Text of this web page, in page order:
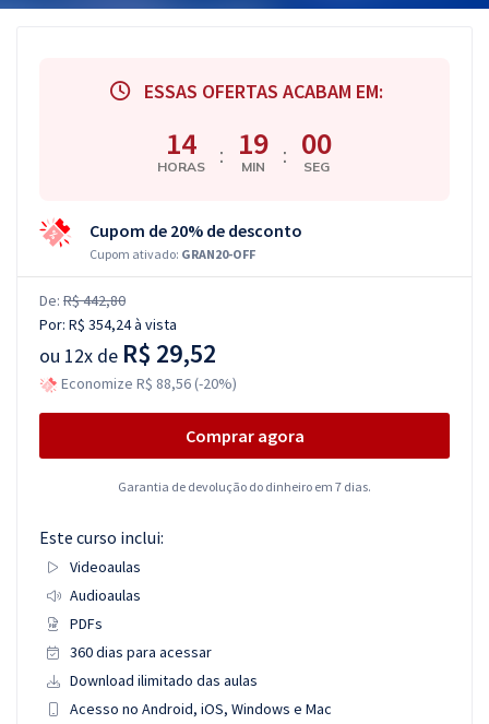
ESSAS OFERTAS ACABAM EM:
14
HORAS : 18
MIN : 59
SEG
Cupom de 20% de desconto
Cupom ativado: GRAN20-OFF
De: R$ 442,80
Por: R$ 354,24à vista
ou 12x de R$ 29,52
Economize R$ 88,56 (-20%)
Comprar agora
Garantia de devolução do dinheiro em 7 dias.
Este curso inclui:
Videoaulas
Audioaulas
PDFs
360 dias para acessar
Download ilimitado das aulas
Acesso no Android, iOS, Windows e Mac